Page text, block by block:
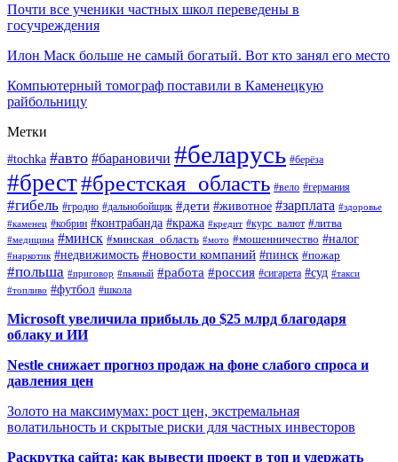
Почти все ученики частных школ переведены в
госучреждения
Илон Маск больше не самый богатый. Вот кто занял его место
Компьютерный томограф поставили в Каменецкую
райбольницу
Метки
#tochka #авто #барановичи #беларусь #берёза
#брест#брестская_область #вело #германия
#гибель #гродно #дальнобойщик #дети #животное #зарплата #здоровье
#каменец #кобрин #контрабанда #кража #кредит #курс_валют #литва
#медицина #минск #минская_область #мото #мошенничество #налог
#наркотик #недвижимость #новости компаний #пинск #пожар
#польша #приговор #пьяный #работа #россия #сигарета #суд #такси
#топливо #футбол #школа
Microsoft увеличила прибыль до $25 млрд благодаря
облаку и ИИ
Nestle снижает прогноз продаж на фоне слабого спроса и
давления цен
Золото на максимумах: рост цен, экстремальная
волатильность и скрытые риски для частных инвесторов
Раскрутка сайта: как вывести проект в топ и удержать